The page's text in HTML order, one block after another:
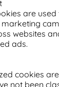
are
websites
ads.
cookies
not been